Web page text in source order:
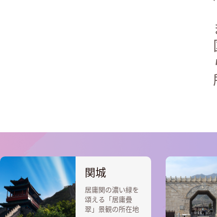
関城
居庸関の濃い緑を
頌える「居庸疊
翠」景観の所在地